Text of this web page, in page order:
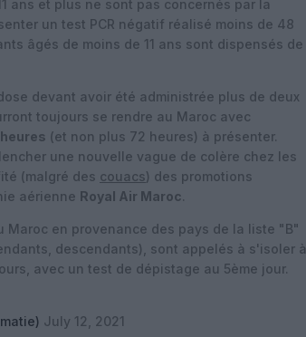
ans et plus ne sont pas concernés par la
un test PCR négatif réalisé moins de 48
âgés de moins de 11 ans sont dispensés de
devant avoir été administrée plus de deux
toujours se rendre au Maroc avec
(et non plus 72 heures) à présenter.
une nouvelle vague de colère chez les
(malgré des couacs) des promotions
aérienne Royal Air Maroc.
en provenance des pays de la liste "B"
descendants), sont appelés à s'isoler à
avec un test de dépistage au 5ème jour.
July 12, 2021